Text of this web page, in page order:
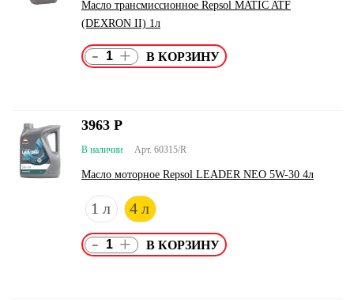
Масло трансмиссионное Repsol MATIC ATF
(DEXRON II) 1л
- +
Арт. 60315/R
В наличии
Масло моторное Repsol LEADER NEO 5W-30 4л
1 л 4 л
3963 Р
- +